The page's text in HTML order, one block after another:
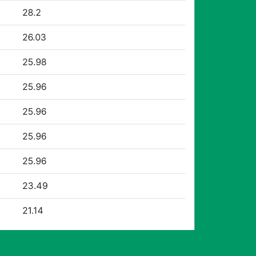
28.2
26.03
25.98
25.96
25.96
25.96
25.96
23.49
21.14